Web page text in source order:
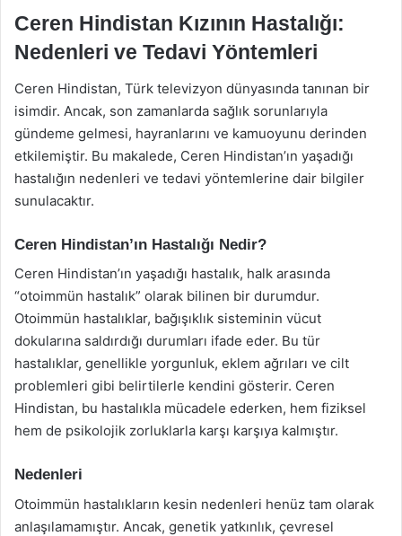
Ceren Hindistan Kızının Hastalığı:
Nedenleri ve Tedavi Yöntemleri
Ceren Hindistan, Türk televizyon dünyasında tanınan bir
isimdir. Ancak, son zamanlarda sağlık sorunlarıyla
gündeme gelmesi, hayranlarını ve kamuoyunu derinden
etkilemiştir. Bu makalede, Ceren Hindistan’ın yaşadığı
hastalığın nedenleri ve tedavi yöntemlerine dair bilgiler
sunulacaktır.
Ceren Hindistan’ın Hastalığı Nedir?
Ceren Hindistan’ın yaşadığı hastalık, halk arasında
“otoimmün hastalık” olarak bilinen bir durumdur.
Otoimmün hastalıklar, bağışıklık sisteminin vücut
dokularına saldırdığı durumları ifade eder. Bu tür
hastalıklar, genellikle yorgunluk, eklem ağrıları ve cilt
problemleri gibi belirtilerle kendini gösterir. Ceren
Hindistan, bu hastalıkla mücadele ederken, hem fiziksel
hem de psikolojik zorluklarla karşı karşıya kalmıştır.
Nedenleri
Otoimmün hastalıkların kesin nedenleri henüz tam olarak
anlaşılamamıştır. Ancak, genetik yatkınlık, çevresel